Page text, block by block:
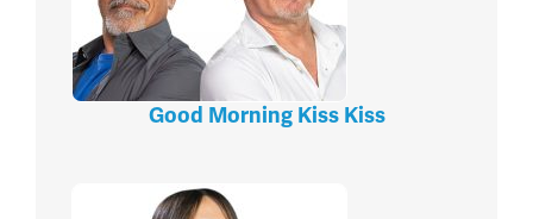
Good Morning Kiss Kiss